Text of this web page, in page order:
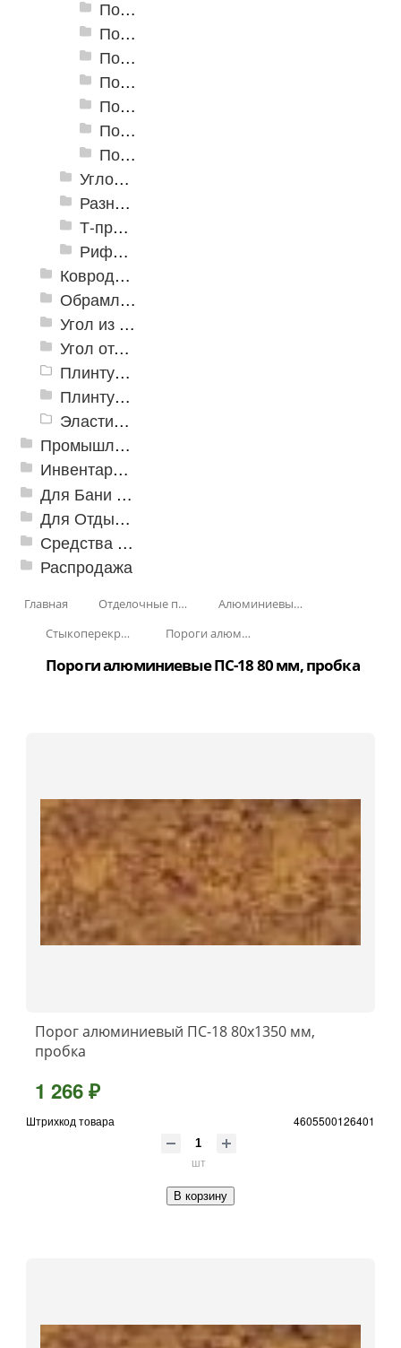
Пороги алюминиевые А-30 30х5 мм (открытый крепеж)
Пороги алюминиевые А-39 39х5,4 мм (открытый крепеж)
Пороги алюминиевые А-45 45х4,4 мм (открытый крепеж)
Пороги алюминиевые B-1 30х4,2 мм (скрытый крепеж)
Пороги алюминиевые B-2 37х4,4 мм (скрытый крепеж)
Пороги алюминиевые B-4 41х6-13 мм (скрытый крепеж)
Пороги алюминиевые B-5 80х4,6 мм (скрытый крепеж)
Угловые алюминиевые пороги
Разноуровневые алюминиевые профили
Т-профиль
Рифленые алюминиевые листы и углы квинтет
Ковродержатели
Обрамление
Угол из ПВХ
Угол отделочный арочный
Плинтус для столешниц
Плинтусы «KronPlast»
Эластичный напольно-стыковочный профиль Cezar
Промышленный текстиль
Инвентарь для клининга
Для Бани и Сауны
Для Отдыха и Пикника
Средства от насекомых и садовых вредителей
Распродажа
Главная Отделочные профили
Алюминиевые пороги
Стыкоперекрывающие алюминиевые пороги
Пороги алюминиевые ПС-18 80 мм
Пороги алюминиевые ПС-18 80 мм, пробка
Порог алюминиевый ПС-18 80x1350 мм,
пробка
1 266 ₽
Штрихкод товара 4605500126401
шт
В корзину